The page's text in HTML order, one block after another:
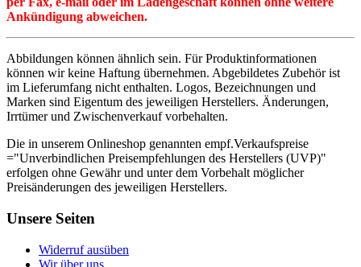
Ankündigung abweichen.
Abbildungen können ähnlich sein. Für Produktinformationen
können wir keine Haftung übernehmen. Abgebildetes Zubehör ist
im Lieferumfang nicht enthalten. Logos, Bezeichnungen und
Marken sind Eigentum des jeweiligen Herstellers. Änderungen,
Irrtümer und Zwischenverkauf vorbehalten.
Die in unserem Onlineshop genannten empf.Verkaufspreise
="Unverbindlichen Preisempfehlungen des Herstellers (UVP)"
erfolgen ohne Gewähr und unter dem Vorbehalt möglicher
Preisänderungen des jeweiligen Herstellers.
Unsere Seiten
Widerruf ausüben
Wir über uns